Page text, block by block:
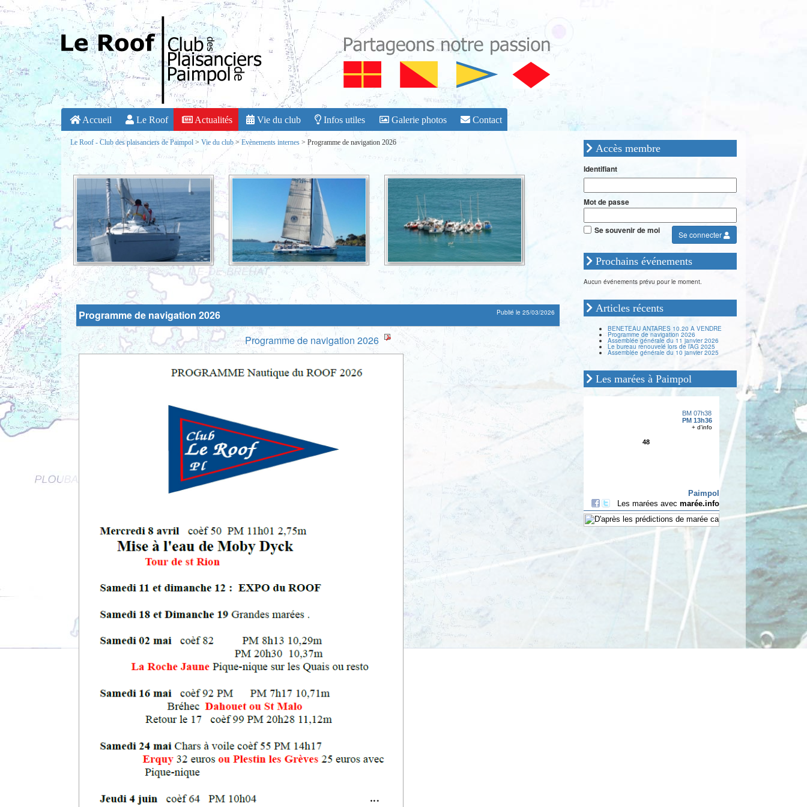
Accueil Le Roof Actualités Vie du club Infos utiles Galerie photos Contact
Le Roof - Club des plaisanciers de Paimpol > Vie du club >Evènements internes > Programme de navigation 2026
Programme de navigation 2026 Publié le 25/03/2026
Programme de navigation 2026
Accès membre
Identifiant
Mot de passe
Se connecter
Se souvenir de moi
Prochains événements
Aucun événements prévu pour le moment.
Articles récents
BENETEAU ANTARES 10.20 A VENDRE
Programme de navigation 2026
Assemblée générale du 11 janvier 2026
Le bureau renouvelé lors de l’AG 2025
Assemblée générale du 10 janvier 2025
Les marées à Paimpol